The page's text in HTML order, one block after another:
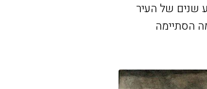
בן ארבע שנים של העיר
הסתיימה